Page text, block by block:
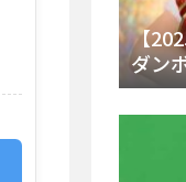
【
ダン
便・
徹底